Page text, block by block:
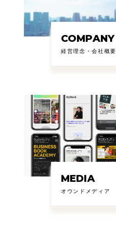
COMPANY
経営理念・会社概要
MEDIA
オウンドメディア